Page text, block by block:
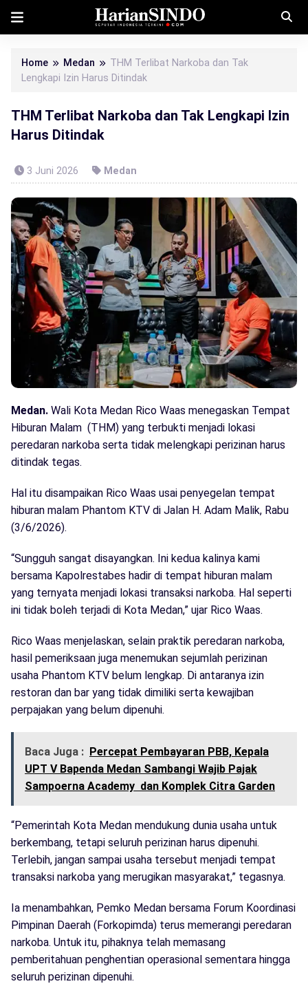
Home Medan
THM Terlibat Narkoba dan Tak
Lengkapi Izin Harus Ditindak
THM Terlibat Narkoba dan Tak Lengkapi Izin
Harus Ditindak
3 Juni 2026 Medan
Medan. Wali Kota Medan Rico Waas menegaskan Tempat
Hiburan Malam (THM) yang terbukti menjadi lokasi
peredaran narkoba serta tidak melengkapi perizinan harus
ditindak tegas.
Hal itu disampaikan Rico Waas usai penyegelan tempat
hiburan malam Phantom KTV di Jalan H. Adam Malik, Rabu
(3/6/2026).
“Sungguh sangat disayangkan. Ini kedua kalinya kami
bersama Kapolrestabes hadir di tempat hiburan malam
yang ternyata menjadi lokasi transaksi narkoba. Hal seperti
ini tidak boleh terjadi di Kota Medan,” ujar Rico Waas.
Rico Waas menjelaskan, selain praktik peredaran narkoba,
hasil pemeriksaan juga menemukan sejumlah perizinan
usaha Phantom KTV belum lengkap. Di antaranya izin
restoran dan bar yang tidak dimiliki serta kewajiban
perpajakan yang belum dipenuhi.
Baca Juga : Percepat Pembayaran PBB, Kepala
UPT V Bapenda Medan Sambangi Wajib Pajak
Sampoerna Academy dan Komplek Citra Garden
“Pemerintah Kota Medan mendukung dunia usaha untuk
berkembang, tetapi seluruh perizinan harus dipenuhi.
Terlebih, jangan sampai usaha tersebut menjadi tempat
transaksi narkoba yang merugikan masyarakat,” tegasnya.
Ia menambahkan, Pemko Medan bersama Forum Koordinasi
Pimpinan Daerah (Forkopimda) terus memerangi peredaran
narkoba. Untuk itu, pihaknya telah memasang
pemberitahuan penghentian operasional sementara hingga
seluruh perizinan dipenuhi.